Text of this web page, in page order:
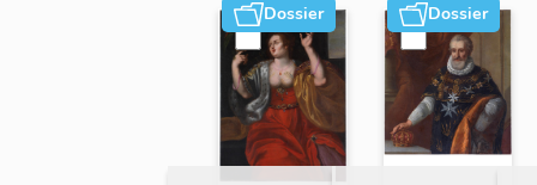
Dossier Dossier